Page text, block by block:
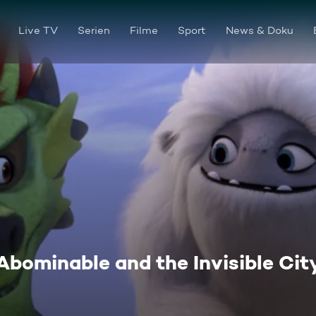
Live TV Serien Filme Sport News & Doku
and the Invisible